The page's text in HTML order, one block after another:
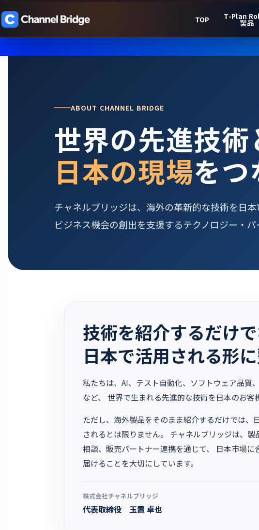
TOP T-Plan
製品
ABOUT CHANNEL BRIDGE
世界の先進技術
日本の現場をつ
チャネルブリッジは、海外の革新的な技術を日
ビジネス機会の創出を支援するテクノロジー・パ
技術を紹介するだけで
日本で活用される形に
私たちは、AI、テスト自動化、ソフトウェア品質
など、 世界で生まれる先進的な技術を日本のお客
ただし、海外製品をそのまま紹介するだけでは、
されるとは限りません。 チャネルブリッジは、
相談、販売パートナー連携を通じて、 日本市場に
届けることを大切にしています。
株式会社チャネルブリッジ
代表取締役 玉置 卓也